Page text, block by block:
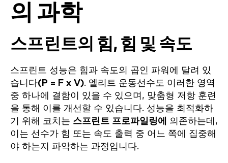
의 과학
스프린트의 힘, 힘 및 속도
스프린트 성능은 힘과 속도의 곱인 파워에 달려 있
습니다(P = F x V). 엘리트 운동선수도 이러한 영역
중 하나에 결함이 있을 수 있으며, 맞춤형 저항 훈련
을 통해 이를 개선할 수 있습니다. 성능을 최적화하
기 위해 코치는 스프린트 프로파일링에
의존하는데,
이는 선수가 힘 또는 속도 출력 중 어느 쪽에 집중해
야 하는지 파악하는 과정입니다.